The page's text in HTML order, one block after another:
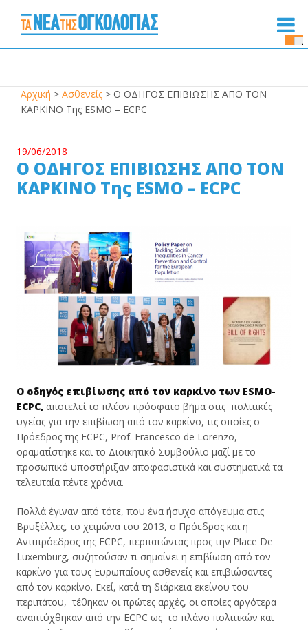
Αρχική > Ασθενείς > Ο ΟΔΗΓΟΣ ΕΠΙΒΙΩΣΗΣ ΑΠΟ ΤΟΝ
ΚΑΡΚΙΝΟ Της ESMO – ECPC
19/06/2018
Ο ΟΔΗΓΟΣ ΕΠΙΒΙΩΣΗΣ ΑΠΟ ΤΟΝ
ΚΑΡΚΙΝΟ Της ESMO – ECPC
Ο οδηγός επιβίωσης από τον καρκίνο των ESMO-
ΕCPC, αποτελεί το πλέον πρόσφατο βήμα στις πολιτικές
υγείας για την επιβίωση από τον καρκίνο, τις οποίες ο
Πρόεδρος της ECPC, Prof. Francesco de Lorenzo,
οραματίστηκε και το Διοικητικό Συμβούλιο μαζί με το
προσωπικό υποστήριξαν αποφασιστικά και συστηματικά τα
τελευταία πέντε χρόνια.
Πολλά έγιναν από τότε, που ένα ήσυχο απόγευμα στις
Βρυξέλλες, το χειμώνα του 2013, ο Πρόεδρος και η
Αντιπρόεδρος της ECPC, περπατώντας προς την Place De
Luxemburg, συζητούσαν τι σημαίνει η επιβίωση από τον
καρκίνο για τους Ευρωπαίους ασθενείς και επιβιώσαντες
από τον καρκίνο. Εκεί, κατά τη διάρκεια εκείνου του
περιπάτου, τέθηκαν οι πρώτες αρχές, οι οποίες αργότερα
αναπτύχθηκαν από την ECPC ως το πλάνο πολιτικών και